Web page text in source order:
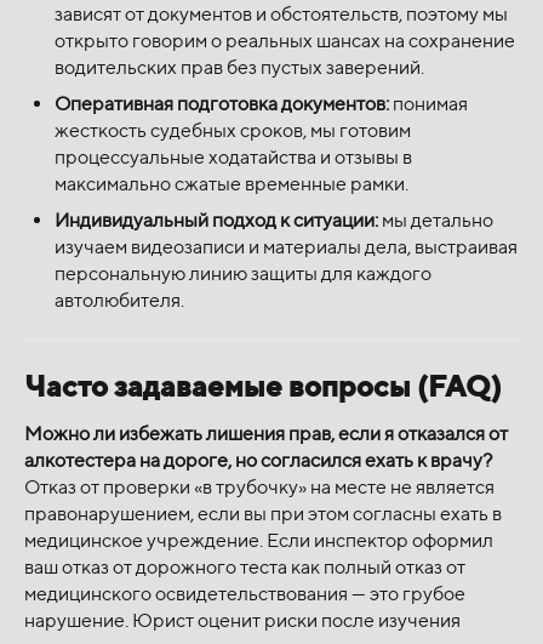
зависят от документов и обстоятельств, поэтому мы
открыто говорим о реальных шансах на сохранение
водительских прав без пустых заверений.
Оперативная подготовка документов: понимая
жесткость судебных сроков, мы готовим
процессуальные ходатайства и отзывы в
максимально сжатые временные рамки.
Индивидуальный подход к ситуации: мы детально
изучаем видеозаписи и материалы дела, выстраивая
персональную линию защиты для каждого
автолюбителя.
Часто задаваемые вопросы (FAQ)
Можно ли избежать лишения прав, если я отказался от
алкотестера на дороге, но согласился ехать к врачу?
Отказ от проверки «в трубочку» на месте не является
правонарушением, если вы при этом согласны ехать в
медицинское учреждение. Если инспектор оформил
ваш отказ от дорожного теста как полный отказ от
медицинского освидетельствования — это грубое
нарушение. Юрист оценит риски после изучения